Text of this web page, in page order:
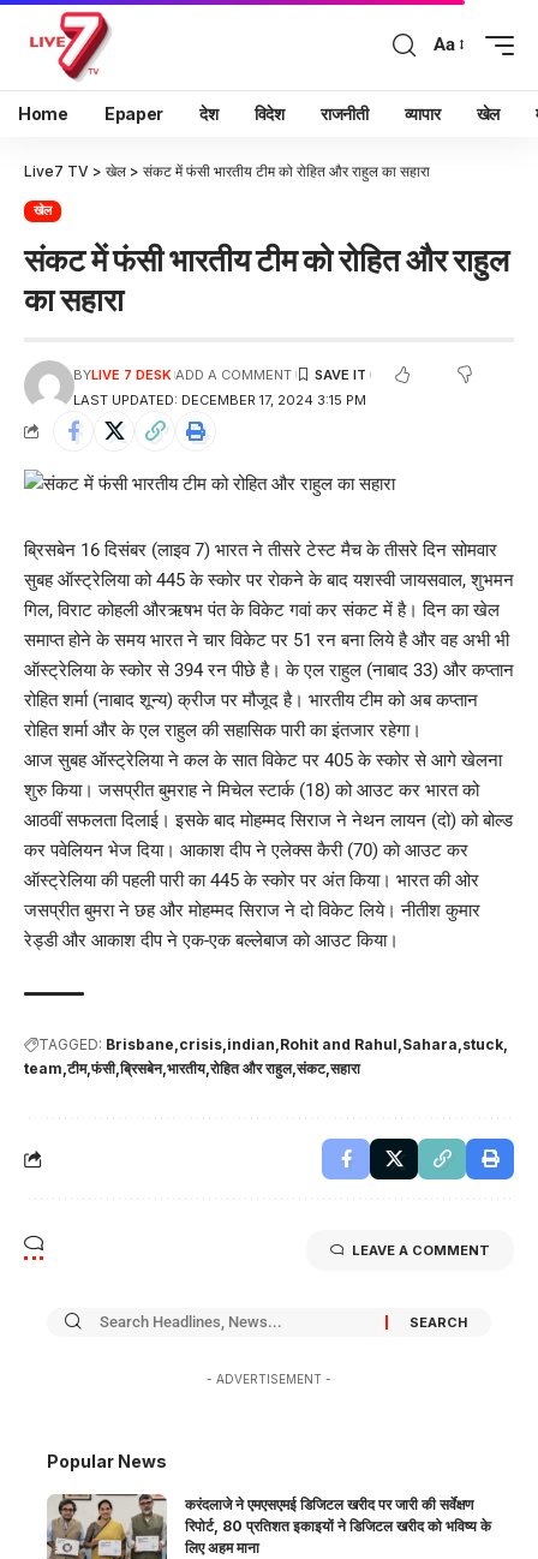
Aa
Home Epaper देश विदेश राजनीती व्यापार खेल
Live7 TV > खेल > संकट में फंसी भारतीय टीम को रोहित और राहुल का सहारा
खेल
संकट में फंसी भारतीय टीम को रोहित और राहुल
का सहारा
LAST UPDATED: DECEMBER 17, 2024 3:15 PM
BYLIVE 7 DESK ADD A COMMENT
ब्रिसबेन 16 दिसंबर (लाइव 7) भारत ने तीसरे टेस्ट मैच के तीसरे दिन सोमवार
सुबह ऑस्ट्रेलिया को 445 के स्कोर पर राेकने के बाद यशस्वी जायसवाल, शुभमन
गिल, विराट कोहली औरऋषभ पंत के विकेट गवां कर संकट में है। दिन का खेल
समाप्त होने के समय भारत ने चार विकेट पर 51 रन बना लिये है और वह अभी भी
ऑस्ट्रेलिया के स्कोर से 394 रन पीछे है। के एल राहुल (नाबाद 33) और कप्तान
रोहित शर्मा (नाबाद शून्य) क्रीज पर मौजूद है। भारतीय टीम को अब कप्तान
रोहित शर्मा और के एल राहुल की सहासिक पारी का इंतजार रहेगा।
आज सुबह ऑस्ट्रेलिया ने कल के सात विकेट पर 405 के स्कोर से आगे खेलना
शुरु किया। जसप्रीत बुमराह ने मिचेल स्टार्क (18) को आउट कर भारत को
आठवीं सफलता दिलाई। इसके बाद मोहम्मद सिराज ने नेथन लायन (दो) को बोल्ड
कर पवेलियन भेज दिया। आकाश दीप ने एलेक्स कैरी (70) काे आउट कर
ऑस्ट्रेलिया की पहली पारी का 445 के स्कोर पर अंत किया। भारत की ओर
जसप्रीत बुमरा ने छह और मोहम्मद सिराज ने दो विकेट लिये। नीतीश कुमार
रेड्डी और आकाश दीप ने एक-एक बल्लेबाज काे आउट किया।
TAGGED: Brisbane crisis indian Rohit and Rahul Sahara stuck
team टीम फंसी ब्रिसबेन भारतीय रोहित और राहुल संकट सहारा
LEAVE A COMMENT
- ADVERTISEMENT -
Popular News
करंदलाजे ने एमएसएमई डिजिटल खरीद पर जारी की सर्वेक्षण
रिपोर्ट, 80 प्रतिशत इकाइयों ने डिजिटल खरीद को भविष्य के
लिए अहम माना